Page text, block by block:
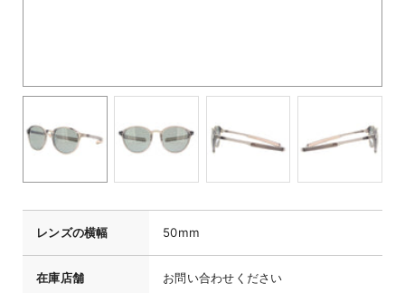
レンズの横幅 50mm
在庫店舗 お問い合わせください